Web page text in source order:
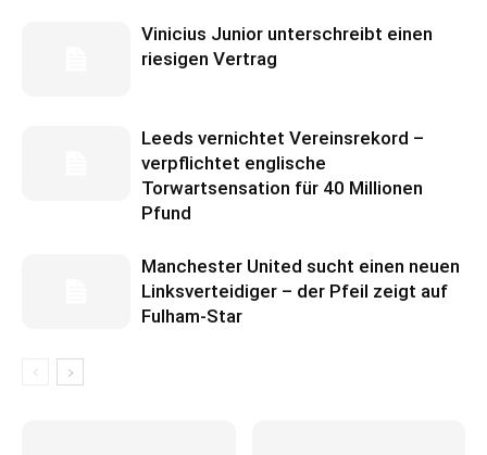
Vinicius Junior unterschreibt einen
riesigen Vertrag
Leeds vernichtet Vereinsrekord –
verpflichtet englische
Torwartsensation für 40 Millionen
Pfund
Manchester United sucht einen neuen
Linksverteidiger – der Pfeil zeigt auf
Fulham-Star